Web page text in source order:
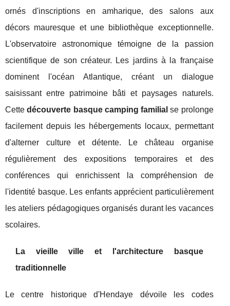
ornés d'inscriptions en amharique, des salons aux
décors mauresque et une bibliothèque exceptionnelle.
L'observatoire astronomique témoigne de la passion
scientifique de son créateur. Les jardins à la française
dominent l'océan Atlantique, créant un dialogue
saisissant entre patrimoine bâti et paysages naturels.
Cettedécouverte basque camping familial se prolonge
facilement depuis les hébergements locaux, permettant
d'alterner culture et détente. Le château organise
régulièrement des expositions temporaires et des
conférences qui enrichissent la compréhension de
l'identité basque. Les enfants apprécient particulièrement
les ateliers pédagogiques organisés durant les vacances
scolaires.
La vieille ville et l'architecture basque
traditionnelle
Le centre historique d'Hendaye dévoile les codes